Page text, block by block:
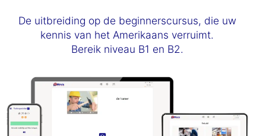
De uitbreiding op de beginnerscursus, die uw
kennis van het Amerikaans verruimt.
Bereik niveau B1 en B2.